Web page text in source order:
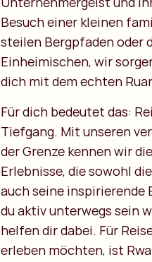
Besuch einer kleinen
steilen Bergpfaden oder
Einheimischen, wir
dich mit dem echten
Für dich bedeutet das:
Tiefgang. Mit unseren
der Grenze kennen wir
Erlebnisse, die sowohl
auch seine inspirierende
du aktiv unterwegs sein
helfen dir dabei. Für
erleben möchten, ist